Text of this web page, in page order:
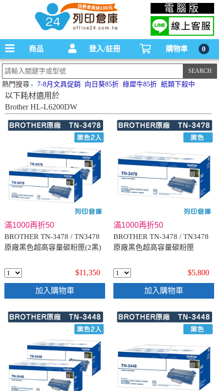
碳粉匣，墨水匣,原廠碳粉匣，副廠碳粉匣，環保碳粉匣,連續供墨印表機-office24列印
倉庫線上購物手機版
電腦版
商品 登入/註冊 購物車 0
熱門搜尋 7-8月文具促銷 向日葵85折 綠犀牛85折 紙類下殺中
以下耗材適用於
Brother HL-L6200DW
滿1000再折50
BROTHER TN-3478 / TN3478
原廠黑色超高容量碳粉匣(2黑)
$11,350
加入購物車
滿1000再折50
BROTHER TN-3478 / TN3478
原廠黑色超高容量碳粉匣
$5,800
加入購物車